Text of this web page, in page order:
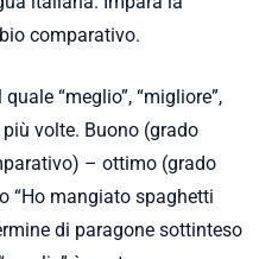
comparativo.
“meglio”, “migliore”,
più volte. Buono (grado
– ottimo (grado
“Ho mangiato spaghetti
di paragone sottinteso